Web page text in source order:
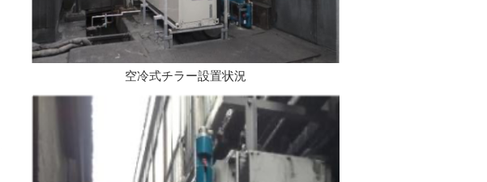
空冷式チラー設置状況